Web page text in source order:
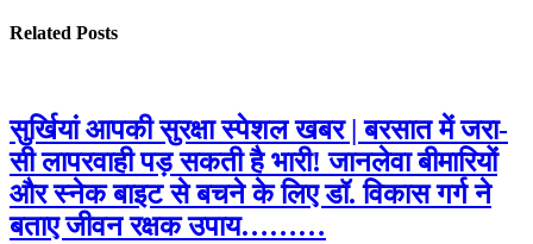
Related Posts
सुर्खियां आपकी सुरक्षा स्पेशल खबर | बरसात में जरा-
सी लापरवाही पड़ सकती है भारी! जानलेवा बीमारियों
और स्नेक बाइट से बचने के लिए डॉ. विकास गर्ग ने
बताए जीवन रक्षक उपाय………